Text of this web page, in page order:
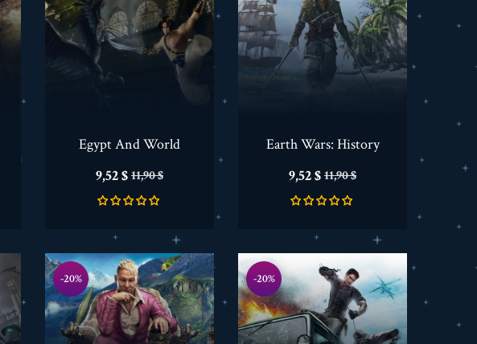
Egypt And World
Precio
9,52 $Precio
11,90 $
Earth Wars: History
Precio
9,52 $Precio
11,90 $
-20% -20%